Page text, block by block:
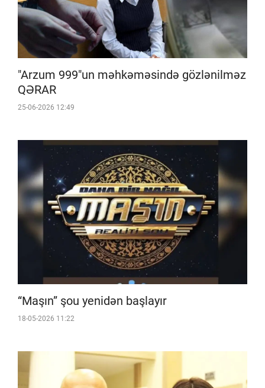
"Arzum 999"un məhkəməsində gözlənilməz
QƏRAR
25-06-2026 12:49
“Maşın” şou yenidən başlayır
18-05-2026 11:22